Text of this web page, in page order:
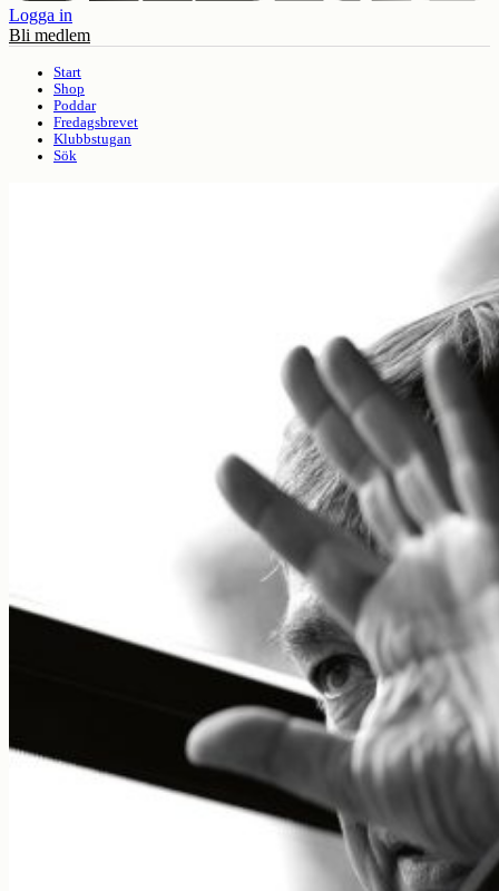
Logga in
Bli medlem
Start
Shop
Poddar
Fredagsbrevet
Klubbstugan
Sök